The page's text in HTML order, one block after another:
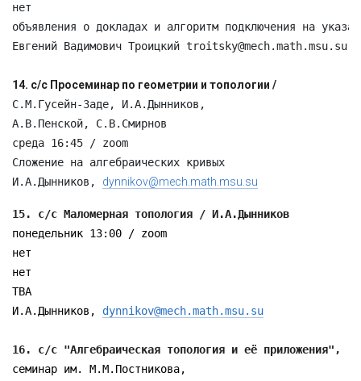
нет
объявления о докладах и алгоритм подключения на
Евгений Вадимович Троицкий troitsky@mech.math.msu.su
С.М.Гусейн-Заде, И.А.Дынников,
А.В.Пенской, С.В.Смирнов
среда 16:45 / zoom
Сложение на алгебраических кривых
И.А.Дынников, dynnikov@mech.math.msu.su
15. с/с Маломерная топология / И.А.Дынников
понедельник 13:00 / zoom
нет
нет
TBA
И.А.Дынников, dynnikov@mech.math.msu.su
16. с/с "Алгебраическая топология и её приложения",
семинар им. М.М.Постникова,